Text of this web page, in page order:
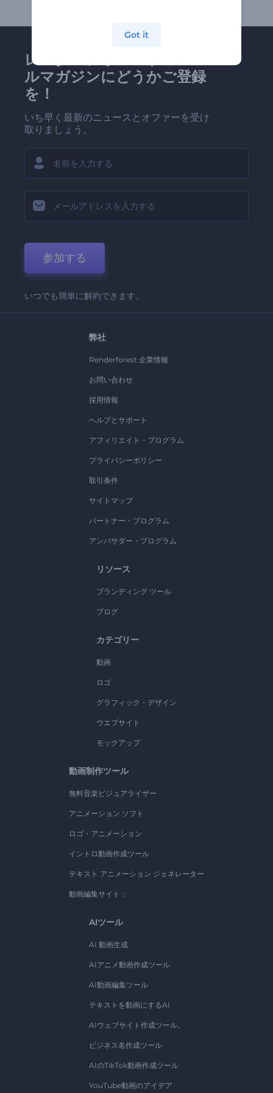
レンダーフォレストのメー
ルマガジンにどうかご登録
を！
いち早く最新のニュースとオファーを受け
取りましょう。
参加する
いつでも簡単に解約できます。
弊社
Renderforest 企業情報
お問い合わせ
採用情報
ヘルプとサポート
アフィリエイト・プログラム
プライバシーポリシー
取引条件
サイトマップ
パートナー・プログラム
アンバサダー・プログラム
リソース
ブランディング ツール
ブログ
カテゴリー
動画
ロゴ
グラフィック・デザイン
ウエブサイト
モックアップ
動画制作ツール
無料音楽ビジュアライザー
アニメーション ソフト
ロゴ・アニメーション
イントロ動画作成ツール
テキスト アニメーション ジェネレーター
動画編集サイト：
AIツール
AI 動画生成
AIアニメ動画作成ツール
AI動画編集ツール
テキストを動画にするAI
AIウェブサイト作成ツール。
ビジネス名作成ツール
AIのTikTok動画作成ツール
YouTube動画のアイデア
Got it